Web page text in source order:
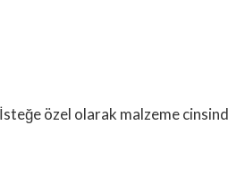
özel olarak malzeme